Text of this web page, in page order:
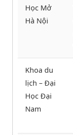
Học Mở
Hà Nội
Khoa du
lịch – Đại
Học Đại
Nam